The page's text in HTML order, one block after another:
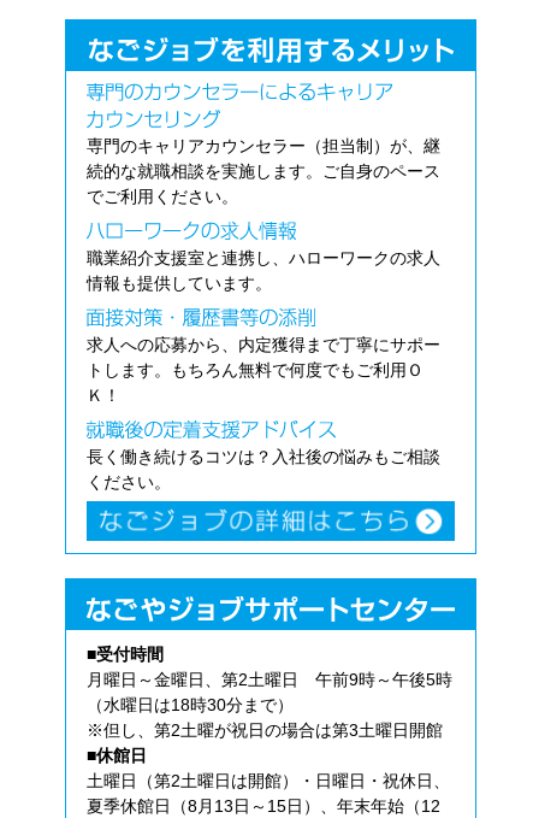
専門のキャリアカウンセラー（担当制）が、継
続的な就職相談を実施します。ご自身のペース
でご利用ください。
職業紹介支援室と連携し、ハローワークの求人
情報も提供しています。
求人への応募から、内定獲得まで丁寧にサポー
トします。もちろん無料で何度でもご利用Ｏ
Ｋ！
長く働き続けるコツは？入社後の悩みもご相談
ください。
■受付時間
月曜日～金曜日、第2土曜日 午前9時～午後5時
（水曜日は18時30分まで）
※但し、第2土曜が祝日の場合は第3土曜日開館
■休館日
土曜日（第2土曜日は開館）・日曜日・祝休日、
夏季休館日（8月13日～15日）、年末年始（12